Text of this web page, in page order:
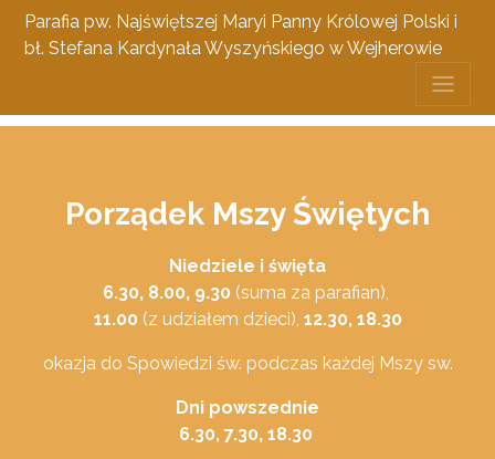
Parafia pw. Najświętszej Maryi Panny Królowej Polski i
bł. Stefana Kardynała Wyszyńskiego w Wejherowie
Porządek Mszy Świętych
Niedziele i święta
6.30, 8.00, 9.30 (suma za parafian),
11.00 (z udziałem dzieci), 12.30, 18.30
okazja do Spowiedzi św. podczas każdej Mszy sw.
Dni powszednie
6.30, 7.30, 18.30